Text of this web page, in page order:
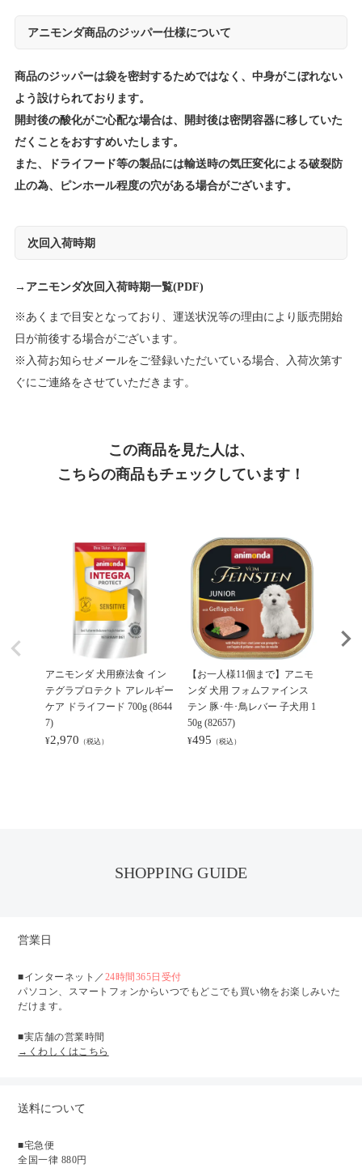
アニモンダ商品のジッパー仕様について
商品のジッパーは袋を密封するためではなく、中身がこぼれない
よう設けられております。
開封後の酸化がご心配な場合は、開封後は密閉容器に移していた
だくことをおすすめいたします。
また、ドライフード等の製品には輸送時の気圧変化による破裂防
止の為、ピンホール程度の穴がある場合がございます。
次回入荷時期
→ アニモンダ次回入荷時期一覧(PDF)
※あくまで目安となっており、運送状況等の理由により販売開始
日が前後する場合がございます。
※入荷お知らせメールをご登録いただいている場合、入荷次第す
ぐにご連絡をさせていただきます。
この商品を見た人は、
こちらの商品もチェックしています！
アニモンダ 犬用療法食 イン
テグラプロテクト アレルギー
ケア ドライフード 700g (8644
7)
¥2,970 （税込）
【お一人様11個まで】アニモ
ンダ 犬用 フォムファインス
テン 豚･牛･鳥レバー 子犬用 1
50g (82657)
¥495 （税込）
SHOPPING GUIDE
営業日
■インターネット／ 24時間365日受付
パソコン、スマートフォンからいつでもどこでも買い物をお楽しみいた
だけます。
■実店舗の営業時間
→くわしくはこちら
送料について
■宅急便
全国一律 880円